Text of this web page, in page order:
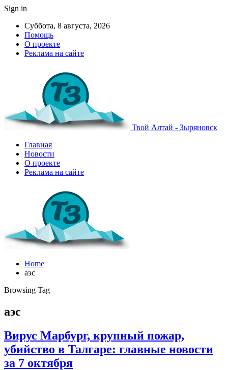
Sign in
Суббота, 8 августа, 2026
Помощь
О проекте
Реклама на сайте
Твой Алтай - Зыряновск
Главная
Новости
О проекте
Реклама на сайте
Home
аэс
Browsing Tag
аэс
Вирус Марбург, крупный пожар,
убийство в Талгаре: главные новости
за 7 октября